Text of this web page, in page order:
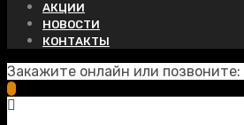
АКЦИИ
НОВОСТИ
КОНТАКТЫ
Закажите онлайн или позвоните: